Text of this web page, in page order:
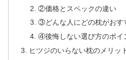
②価格とスペックの違い
③どんな人にどの枕がおす
④後悔しない選び方のポイ
ヒツジのいらない枕のメリッ